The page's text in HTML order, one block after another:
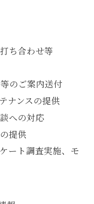
ち合わせ等
のご案内送付
ナンスの提供
への対応
提供
ート調査実施、モ